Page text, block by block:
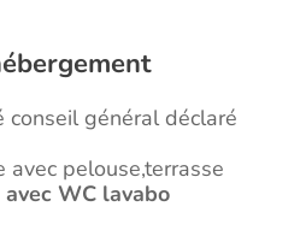
général déclaré
avec pelouse,terrasse
WC lavabo